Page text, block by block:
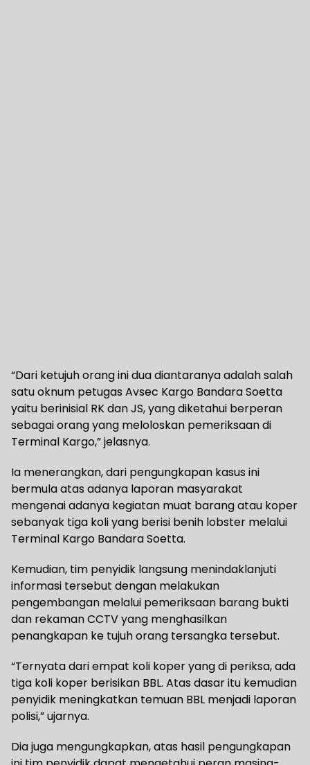
“Dari ketujuh orang ini dua diantaranya adalah salah
satu oknum petugas Avsec Kargo Bandara Soetta
yaitu berinisial RK dan JS, yang diketahui berperan
sebagai orang yang meloloskan pemeriksaan di
Terminal Kargo,” jelasnya.
Ia menerangkan, dari pengungkapan kasus ini
bermula atas adanya laporan masyarakat
mengenai adanya kegiatan muat barang atau koper
sebanyak tiga koli yang berisi benih lobster melalui
Terminal Kargo Bandara Soetta.
Kemudian, tim penyidik langsung menindaklanjuti
informasi tersebut dengan melakukan
pengembangan melalui pemeriksaan barang bukti
dan rekaman CCTV yang menghasilkan
penangkapan ke tujuh orang tersangka tersebut.
“Ternyata dari empat koli koper yang di periksa, ada
tiga koli koper berisikan BBL. Atas dasar itu kemudian
penyidik meningkatkan temuan BBL menjadi laporan
polisi,” ujarnya.
Dia juga mengungkapkan, atas hasil pengungkapan